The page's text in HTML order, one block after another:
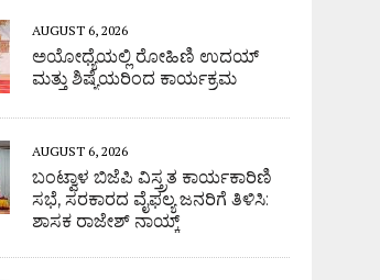
AUGUST 6, 2026
ಅಯೋಧ್ಯೆಯಲ್ಲಿ ರೋಹಿಣಿ ಉದಯ್
ಮತ್ತು ಶಿಷ್ಯೆಯರಿಂದ ಕಾರ್ಯಕ್ರಮ
AUGUST 6, 2026
ಬಂಟ್ವಾಳ ಬಿಜೆಪಿ ವಿಸ್ತ್ರತ ಕಾರ್ಯಕಾರಿಣಿ
ಸಭೆ, ಸರಕಾರದ ವೈಫಲ್ಯ ಜನರಿಗೆ ತಿಳಿಸಿ:
ಶಾಸಕ ರಾಜೇಶ್ ನಾಯ್ಕ್